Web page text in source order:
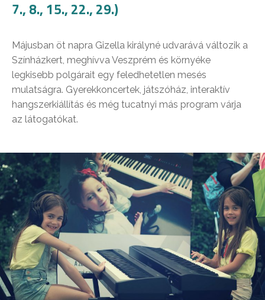
7., 8., 15., 22., 29.)
Májusban öt napra Gizella királyné udvarává változik a
Színházkert, meghívva Veszprém és környéke
legkisebb polgárait egy feledhetetlen mesés
mulatságra. Gyerekkoncertek, játszóház, interaktív
hangszerkiállítás és még tucatnyi más program várja
az látogatókat.